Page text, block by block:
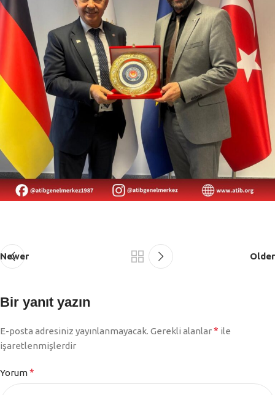
Newer Older
Bir yanıt yazın
E-posta adresiniz yayınlanmayacak. Gerekli alanlar* ile
işaretlenmişlerdir
Yorum*